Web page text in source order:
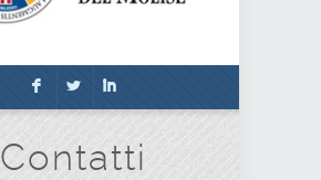
F L I
Contatti